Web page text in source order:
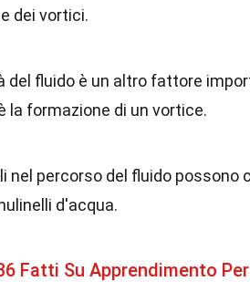
dei vortici.
del fluido è un altro fattore
la formazione di un vortice.
nel percorso del fluido
d'acqua.
Fatti Su Apprendimento